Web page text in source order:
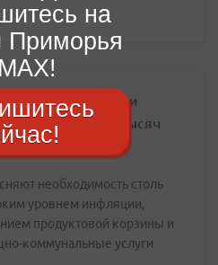
предложили
МРОТ до 50 тысяч
с 2027 года
необходимость столь
уровнем инфляции,
продуктовой корзины и
коммунальные услуги
на
Приморья